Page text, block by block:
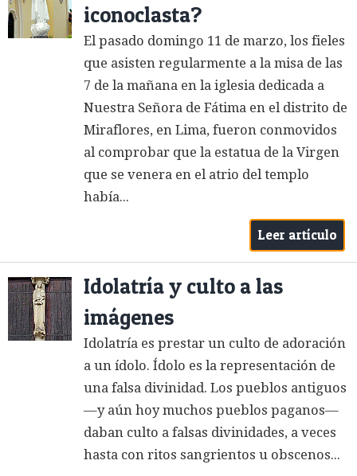
iconoclasta?
El pasado domingo 11 de marzo, los fieles
que asisten regularmente a la misa de las
7 de la mañana en la iglesia dedicada a
Nuestra Señora de Fátima en el distrito de
Miraflores, en Lima, fueron conmovidos
al comprobar que la estatua de la Virgen
que se venera en el atrio del templo
había...
Leer artículo
Idolatría y culto a las
imágenes
Idolatría es prestar un culto de adoración
a un ídolo. Ídolo es la representación de
una falsa divinidad. Los pueblos antiguos
—y aún hoy muchos pueblos paganos—
daban culto a falsas divinidades, a veces
hasta con ritos sangrientos u obscenos...